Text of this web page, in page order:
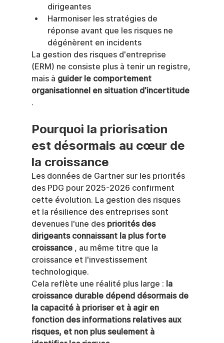
dirigeantes
Harmoniser les stratégies de
réponse avant que les risques ne
dégénèrent en incidents
La gestion des risques d'entreprise
(ERM) ne consiste plus à tenir un registre,
mais à guider le comportement
organisationnel en situation d'incertitude
.
Pourquoi la priorisation
est désormais au cœur de
la croissance
Les données de Gartner sur les priorités
des PDG pour 2025-2026 confirment
cette évolution. La gestion des risques
et la résilience des entreprises sont
devenues l'une des priorités des
dirigeants connaissant la plus forte
croissance , au même titre que la
croissance et l'investissement
technologique.
Cela reflète une réalité plus large : la
croissance durable dépend désormais de
la capacité à prioriser et à agir en
fonction des informations relatives aux
risques, et non plus seulement à